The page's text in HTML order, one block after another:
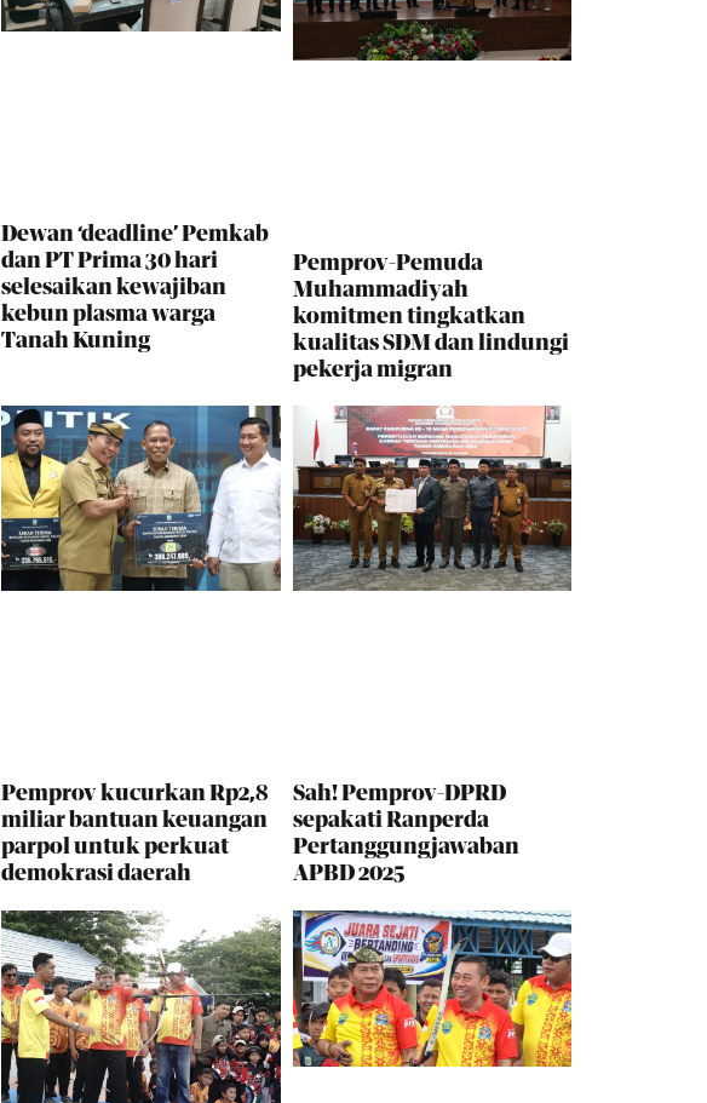
Dewan ‘deadline’ Pemkab
dan PT Prima 30 hari
selesaikan kewajiban
kebun plasma warga
Tanah Kuning
Pemprov-Pemuda
Muhammadiyah
komitmen tingkatkan
kualitas SDM dan lindungi
pekerja migran
Pemprov kucurkan Rp2,8
miliar bantuan keuangan
parpol untuk perkuat
demokrasi daerah
Sah! Pemprov-DPRD
sepakati Ranperda
Pertanggungjawaban
APBD 2025